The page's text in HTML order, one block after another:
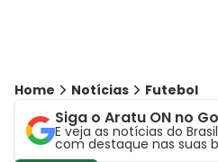
Home Notícias Futebol
Siga o Aratu ON no
E veja as notícias do
com destaque nas suas